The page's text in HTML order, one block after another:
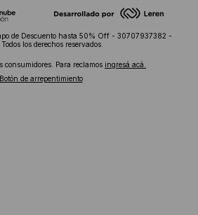
de Descuento hasta 50% Off - 30707937382 -
los derechos reservados.
consumidores. Para reclamos ingresá acá.
Botón de arrepentimiento